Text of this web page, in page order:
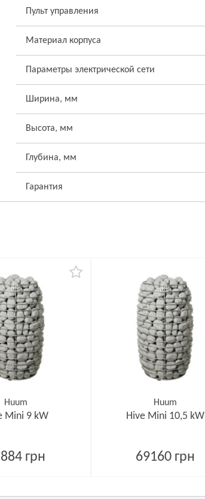
Пульт управления
Материал корпуса
Параметры электрической сети
Ширина, мм
Высота, мм
Глубина, мм
Гарантия
Huum
Mini 9 kW
грн
Huum
Hive Mini 10,5 kW
69160 грн